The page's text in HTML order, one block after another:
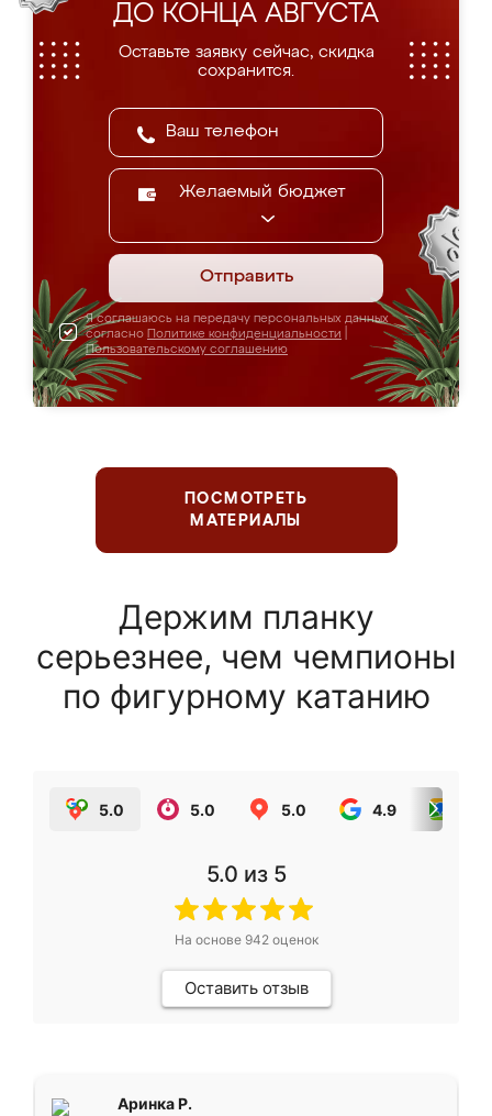
ДО КОНЦА АВГУСТА
Оставьте заявку сейчас, скидка
сохранится.
Желаемый бюджет
Отправить
Я соглашаюсь на передачу персональных данных
согласно Политике конфиденциальности
Пользовательскому соглашению
ПОСМОТРЕТЬ
МАТЕРИАЛЫ
Держим планку
серьезнее, чем чемпионы
по фигурному катанию
5.0 5.0 5.0 4.9
5.0 из 5
На основе 942оценок
Оставить отзыв
Аринка Р.